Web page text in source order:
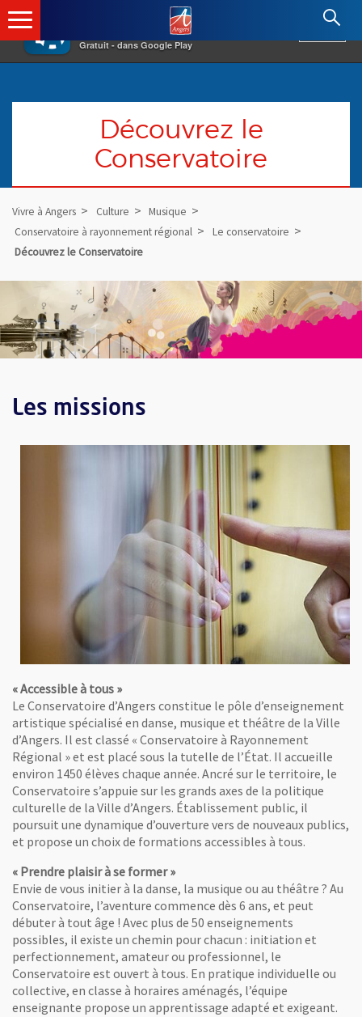
×
Gratuit - dans Google Play
Angers.fr : Retour à l'accueil
Découvrez le
Conservatoire
Vivre à Angers Culture
Musique
Conservatoire à rayonnement régional
Le conservatoire
Découvrez le Conservatoire
Les missions
« Accessible à tous »
Le Conservatoire d’Angers constitue le pôle d’enseignement
artistique spécialisé en danse, musique et théâtre de la Ville
d’Angers. Il est classé « Conservatoire à Rayonnement
Régional » et est placé sous la tutelle de l’État. Il accueille
environ 1450 élèves chaque année. Ancré sur le territoire, le
Conservatoire s’appuie sur les grands axes de la politique
culturelle de la Ville d’Angers. Établissement public, il
poursuit une dynamique d’ouverture vers de nouveaux publics,
et propose un choix de formations accessibles à tous.
« Prendre plaisir à se former »
Envie de vous initier à la danse, la musique ou au théâtre ? Au
Conservatoire, l’aventure commence dès 6 ans, et peut
débuter à tout âge ! Avec plus de 50 enseignements
possibles, il existe un chemin pour chacun : initiation et
perfectionnement, amateur ou professionnel, le
Conservatoire est ouvert à tous. En pratique individuelle ou
collective, en classe à horaires aménagés, l’équipe
enseignante propose un apprentissage adapté et exigeant.